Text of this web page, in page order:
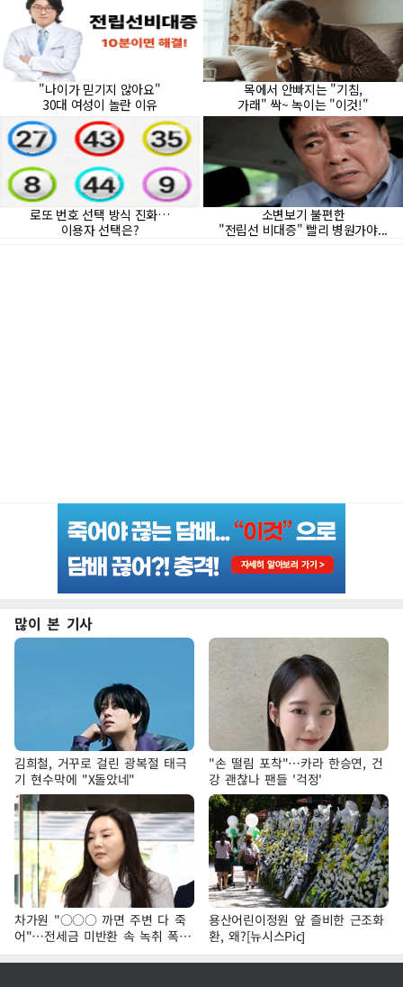
많이 본 기사
김희철, 거꾸로 걸린 광복절 태극
기 현수막에 "X돌았네"
"손 떨림 포착"…카라 한승연, 건
강 괜찮나 팬들 '걱정'
차가원 "○○○ 까면 주변 다 죽
어"…전세금 미반환 속 녹취 폭로
파장
용산어린이정원 앞 즐비한 근조화
환, 왜?[뉴시스Pic]